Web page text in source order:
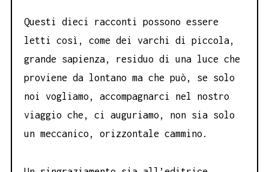
Questi dieci racconti possono essere
letti così, come dei varchi di piccola,
grande sapienza, residuo di una luce che
proviene da lontano ma che può, se solo
noi vogliamo, accompagnarci nel nostro
viaggio che, ci auguriamo, non sia solo
un meccanico, orizzontale cammino.